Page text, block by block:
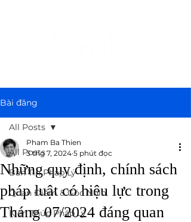
Bài đăng
All Posts
Bản Tin Pháp Lý
Quan Điểm & Góc Nhìn
Kiến Thức Pháp Lý
All Posts
Những quy định, chính sách
pháp luật có hiệu lực trong
Tháng 07/2024 đáng quan
Pham Ba Thien
3 thg 7, 2024 5 phút đọc